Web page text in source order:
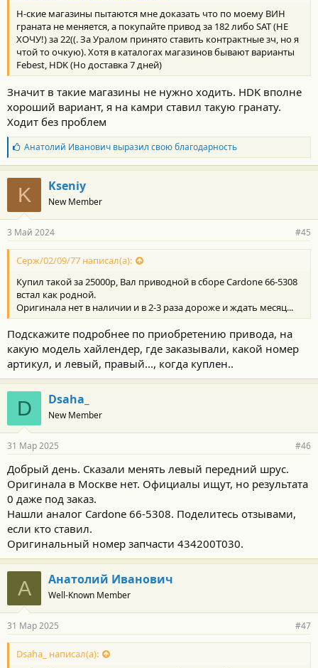
Н-ские магазины пытаются мне доказать что по моему ВИН
граната не меняется, а покупайте привод за 182 либо SAT (НЕ
ХОЧУ!) за 22((. За Уралом принято ставить контрактные зч, но я
чтой то очкую). Хотя в каталогах магазинов бывают варианты
Febest, HDK (Но доставка 7 дней)
Значит в такие магазины не нужно ходить. HDK вполне
хороший вариант, я на камри ставил такую гранату.
Ходит без проблем
Б
л
а
г
о
д
а
н
о
с
и
:
Анатолий Ивановичвыразил свою благодарность
K Kseniy
New Member
3 Май 2024 #45
Серж/02/09/77 написал(а):
Купил такой за 25000р, Вал приводной в сборе Cardone 66-5308
встал как родной.
Оригинала нет в наличии и в 2-3 раза дороже и ждать месяц...
Подскажите подробнее по приобретению привода, на
какую модель хайлендер, где заказывали, какой номер
артикул, и левый, правый..., когда куплен..
D Dsaha_
New Member
31 Мар 2025 #46
Добрый день. Сказали менять левый передний шрус.
Оригинала в Москве нет. Официалы ищут, но результата
0 даже под заказ.
Нашли аналог Cardone 66-5308. Поделитесь отзывами,
если кто ставил.
Оригинальный номер запчасти 434200T030.
А Анатолий Иванович
Well-Known Member
31 Мар 2025 #47
Dsaha_ написал(а):